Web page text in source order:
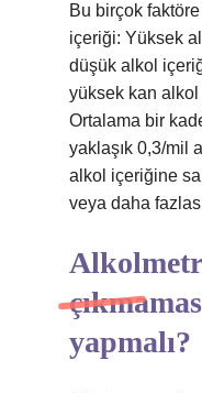
Bu birçok faktöre
içeriği: Yüksek
düşük alkol
yüksek kan
Ortalama bir
yaklaşık 0,3/mil
alkol içeriğine
veya daha
yapmalı?